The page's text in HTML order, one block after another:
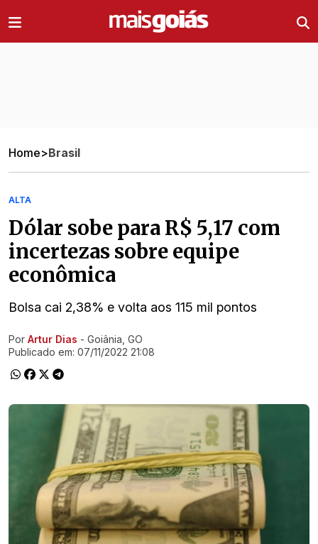
Home>Brasil
ALTA
Dólar sobe para R$ 5,17 com
incertezas sobre equipe
econômica
Bolsa cai 2,38% e volta aos 115 mil pontos
Ir direto pra matéria
Por Artur Dias - Goiânia, GO
Publicado em: 07/11/2022 21:08